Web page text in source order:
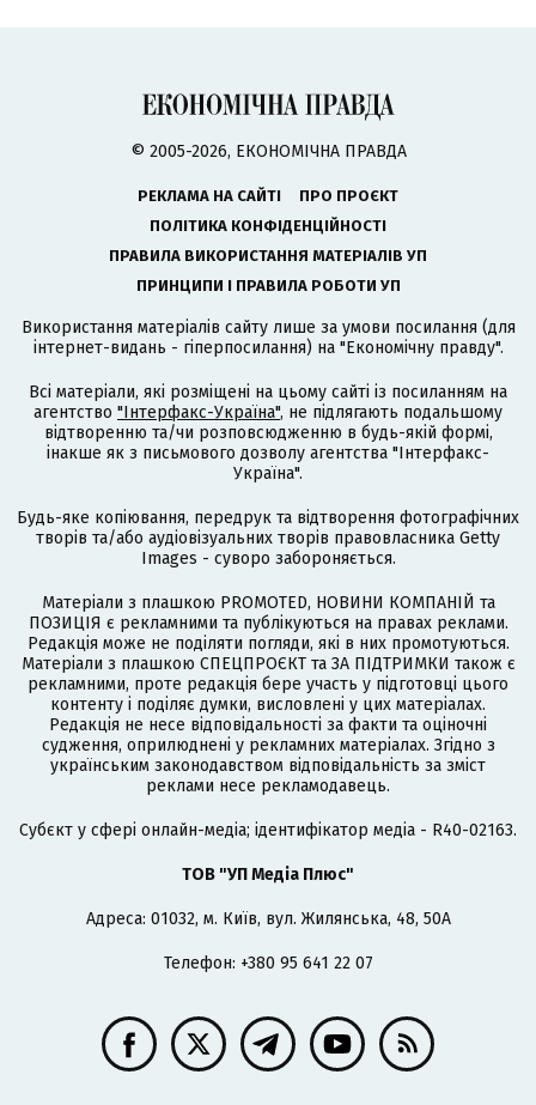
© 2005-2026, ЕКОНОМІЧНА ПРАВДА
РЕКЛАМА НА САЙТІ
ПРО ПРОЄКТ
ПОЛІТИКА КОНФІДЕНЦІЙНОСТІ
ПРАВИЛА ВИКОРИСТАННЯ МАТЕРІАЛІВ УП
ПРИНЦИПИ І ПРАВИЛА РОБОТИ УП
Використання матеріалів сайту лише за умови посилання (для
інтернет-видань - гіперпосилання) на "Економічну правду".
Всі матеріали, які розміщені на цьому сайті із посиланням на
агентство "Інтерфакс-Україна", не підлягають подальшому
відтворенню та/чи розповсюдженню в будь-якій формі,
інакше як з письмового дозволу агентства "Інтерфакс-
Україна".
Будь-яке копіювання, передрук та відтворення фотографічних
творів та/або аудіовізуальних творів правовласника Getty
Images - суворо забороняється.
Матеріали з плашкою PROMOTED, НОВИНИ КОМПАНІЙ та
ПОЗИЦІЯ є рекламними та публікуються на правах реклами.
Редакція може не поділяти погляди, які в них промотуються.
Матеріали з плашкою СПЕЦПРОЄКТ та ЗА ПІДТРИМКИ також є
рекламними, проте редакція бере участь у підготовці цього
контенту і поділяє думки, висловлені у цих матеріалах.
Редакція не несе відповідальності за факти та оціночні
судження, оприлюднені у рекламних матеріалах. Згідно з
українським законодавством відповідальність за зміст
реклами несе рекламодавець.
Cубєкт у сфері онлайн-медіа; ідентифікатор медіа - R40-02163.
ТОВ "УП Медіа Плюс"
Адреса: 01032, м. Київ, вул. Жилянська, 48, 50А
Телефон: +380 95 641 22 07